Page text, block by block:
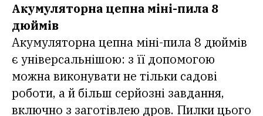
Акумуляторна цепна міні-пила 8
дюймів
Акумуляторна цепна міні-пила 8 дюймів
є універсальнішою: з її допомогою
можна виконувати не тільки садові
роботи, а й більш серйозні завдання,
включно з заготівлею дров. Пилки цього